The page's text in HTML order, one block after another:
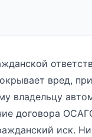
вред,
владельцу
договора
иск.